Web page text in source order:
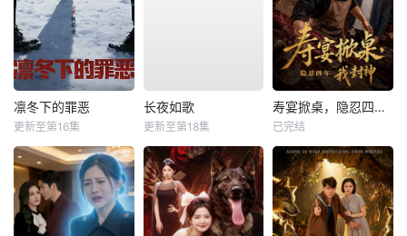
凛冬下的罪恶
更新至第16集
长夜如歌
更新至第18集
寿宴掀桌，隐忍四年我封神
已完结